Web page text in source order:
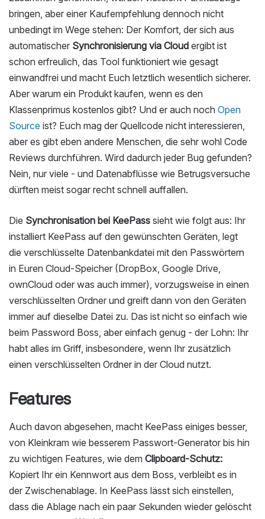
bringen, aber einer Kaufempfehlung dennoch nicht
unbedingt im Wege stehen: Der Komfort, der sich aus
automatischer Synchronisierung via Cloud ergibt ist
schon erfreulich, das Tool funktioniert wie gesagt
einwandfrei und macht Euch letztlich wesentlich sicherer.
Aber warum ein Produkt kaufen, wenn es den
Klassenprimus kostenlos gibt? Und er auch noch Open
Source ist? Euch mag der Quellcode nicht interessieren,
aber es gibt eben andere Menschen, die sehr wohl Code
Reviews durchführen. Wird dadurch jeder Bug gefunden?
Nein, nur viele - und Datenabflüsse wie Betrugsversuche
dürften meist sogar recht schnell auffallen.
Die Synchronisation bei KeePass sieht wie folgt aus: Ihr
installiert KeePass auf den gewünschten Geräten, legt
die verschlüsselte Datenbankdatei mit den Passwörtern
in Euren Cloud-Speicher (DropBox, Google Drive,
ownCloud oder was auch immer), vorzugsweise in einen
verschlüsselten Ordner und greift dann von den Geräten
immer auf dieselbe Datei zu. Das ist nicht so einfach wie
beim Password Boss, aber einfach genug - der Lohn: Ihr
habt alles im Griff, insbesondere, wenn Ihr zusätzlich
einen verschlüsselten Ordner in der Cloud nutzt.
Features
Auch davon abgesehen, macht KeePass einiges besser,
von Kleinkram wie besserem Passwort-Generator bis hin
zu wichtigen Features, wie dem Clipboard-Schutz:
Kopiert Ihr ein Kennwort aus dem Boss, verbleibt es in
der Zwischenablage. In KeePass lässt sich einstellen,
dass die Ablage nach ein paar Sekunden wieder gelöscht